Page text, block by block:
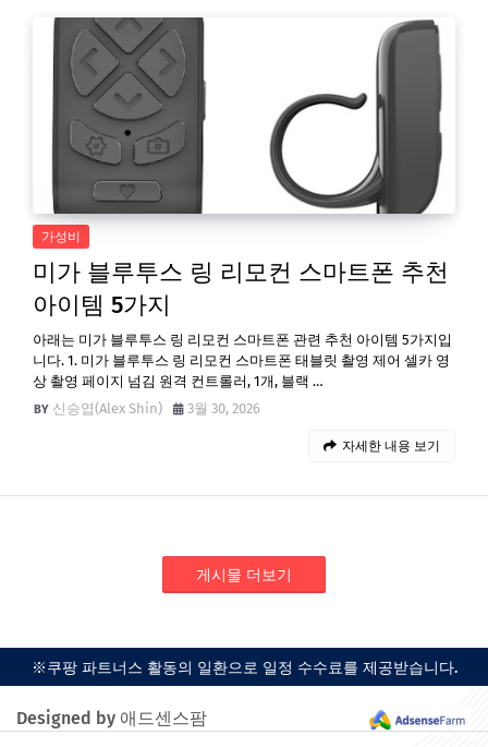
가성비
미가 블루투스 링 리모컨 스마트폰 추천
아이템 5가지
아래는 미가 블루투스 링 리모컨 스마트폰 관련 추천 아이템 5가지입
니다. 1. 미가 블루투스 링 리모컨 스마트폰 태블릿 촬영 제어 셀카 영
상 촬영 페이지 넘김 원격 컨트롤러, 1개, 블랙 …
신승엽(Alex Shin)
3월 30, 2026
자세한 내용 보기
게시물 더보기
※쿠팡 파트너스 활동의 일환으로 일정 수수료를 제공받습니다.
Designed by 애드센스팜